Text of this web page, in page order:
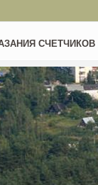
СЧЕТЧИКОВ